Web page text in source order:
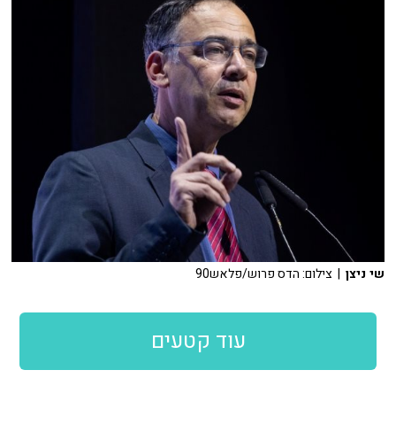
שי ניצן | צילום: הדס פרוש/פלאש90
עוד קטעים